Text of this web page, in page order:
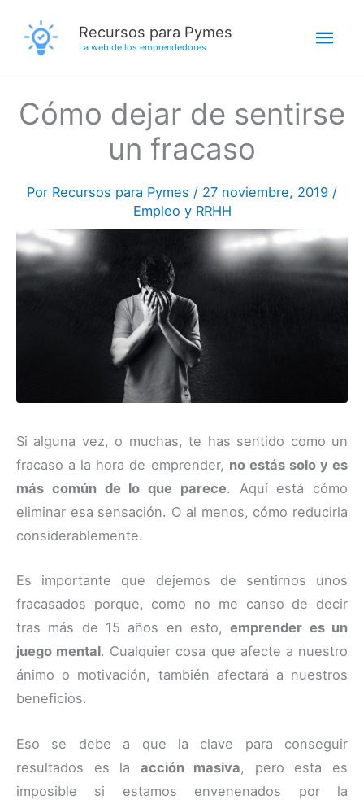
contenido
Recursos para Pymes
La web de los emprendedores
Cómo dejar de sentirse
un fracaso
Por Recursos para Pymes / 27 noviembre, 2019 /
Empleo y RRHH
Si alguna vez, o muchas, te has sentido como un
fracaso a la hora de emprender, no estás solo y es
más común de lo que parece. Aquí está cómo
eliminar esa sensación. O al menos, cómo reducirla
considerablemente.
Es importante que dejemos de sentirnos unos
fracasados porque, como no me canso de decir
tras más de 15 años en esto,emprender es un
juego mental. Cualquier cosa que afecte a nuestro
ánimo o motivación, también afectará a nuestros
beneficios.
Eso se debe a que la clave para conseguir
resultados es la acción masiva, pero esta es
imposible si estamos envenenados por la